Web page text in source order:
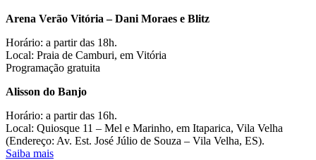
Arena Verão Vitória – Dani Moraes e Blitz
Horário: a partir das 18h.
Local: Praia de Camburi, em Vitória
Programação gratuita
Alisson do Banjo
Horário: a partir das 16h.
Local: Quiosque 11 – Mel e Marinho, em Itaparica, Vila Velha
(Endereço: Av. Est. José Júlio de Souza – Vila Velha, ES).
Saiba mais